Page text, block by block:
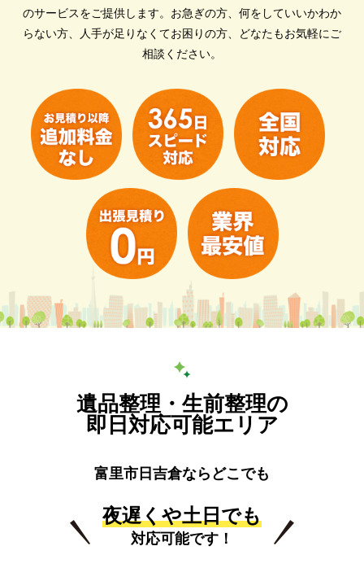
のサービスをご提供します。 お急ぎの方、何をしていいかわか
らない方、人手が足りなくてお困りの方、どなたもお気軽にご
相談ください。
遺品整理・生前整理の
即日対応可能エリア
富里市日吉倉ならどこでも
夜遅くや土日でも
対応可能です！